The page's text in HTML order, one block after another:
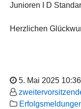
Junioren I D
Herzlichen
5. Mai 2025 10:36